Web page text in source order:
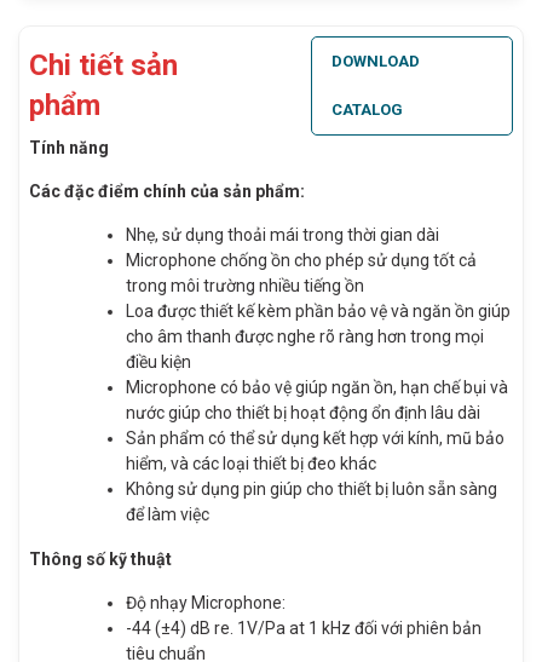
Chi tiết sản
phẩm
DOWNLOAD
CATALOG
Tính năng
Các đặc điểm chính của sản phẩm:
Nhẹ, sử dụng thoải mái trong thời gian dài
Microphone chống ồn cho phép sử dụng tốt cả
trong môi trường nhiều tiếng ồn
Loa được thiết kế kèm phần bảo vệ và ngăn ồn giúp
cho âm thanh được nghe rõ ràng hơn trong mọi
điều kiện
Microphone có bảo vệ giúp ngăn ồn, hạn chế bụi và
nước giúp cho thiết bị hoạt động ổn định lâu dài
Sản phẩm có thể sử dụng kết hợp với kính, mũ bảo
hiểm, và các loại thiết bị đeo khác
Không sử dụng pin giúp cho thiết bị luôn sẵn sàng
để làm việc
Thông số kỹ thuật
Độ nhạy Microphone:
-44 (±4) dB re. 1V/Pa at 1 kHz đối với phiên bản
tiêu chuẩn